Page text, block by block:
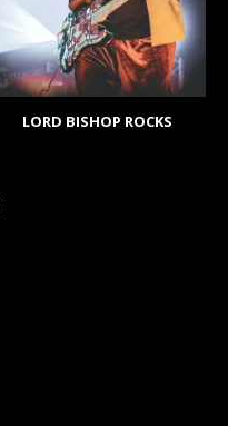
LORD BISHOP ROCKS